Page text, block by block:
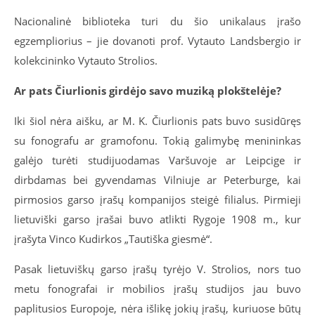
Nacionalinė biblioteka turi du šio unikalaus įrašo
egzempliorius – jie dovanoti prof. Vytauto Landsbergio ir
kolekcininko Vytauto Strolios.
Ar pats Čiurlionis girdėjo savo muziką plokštelėje?
Iki šiol nėra aišku, ar M. K. Čiurlionis pats buvo susidūręs
su fonografu ar gramofonu. Tokią galimybę menininkas
galėjo turėti studijuodamas Varšuvoje ar Leipcige ir
dirbdamas bei gyvendamas Vilniuje ar Peterburge, kai
pirmosios garso įrašų kompanijos steigė filialus. Pirmieji
lietuviški garso įrašai buvo atlikti Rygoje 1908 m., kur
įrašyta Vinco Kudirkos „Tautiška giesmė“.
Pasak lietuviškų garso įrašų tyrėjo V.Strolios, nors tuo
metu fonografai ir mobilios įrašų studijos jau buvo
paplitusios Europoje, nėra išlikę jokių įrašų, kuriuose būtų